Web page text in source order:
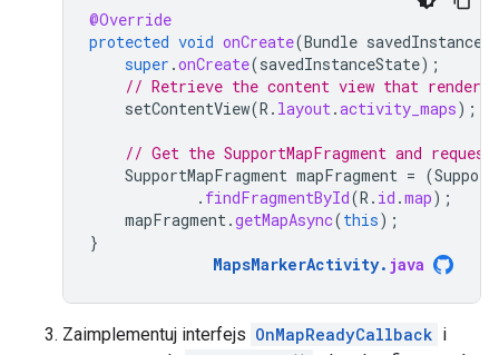
@Override
protected void onCreate(Bundle
super .onCreate(savedInstanceState);
// Retrieve the content view that renders
setContentView(R . layout.activity_maps);
// Get the SupportMapFragment and
SupportMapFragment mapFragment = (
. findFragmentById(R . id .map);
mapFragment.getMapAsync(this);
}
MapsMarkerActivity. java
Zaimplementuj interfejs OnMapReadyCallback i